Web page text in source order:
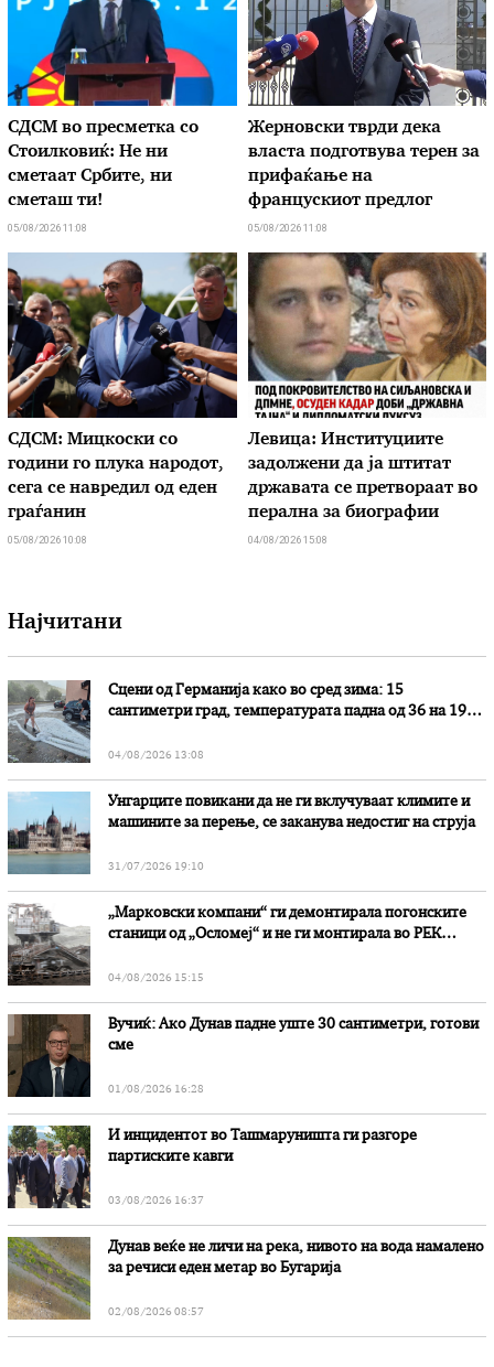
СДСМ во пресметка со
Стоилковиќ: Не ни
сметаат Србите, ни
сметаш ти!
05/08/2026 11:08
Жерновски тврди дека
власта подготвува терен за
прифаќање на
францускиот предлог
05/08/2026 11:08
СДСМ: Мицкоски со
години го плука народот,
сега се навредил од еден
граѓанин
05/08/2026 10:08
Левица: Институциите
задолжени да ја штитат
државата се претвораат во
перална за биографии
04/08/2026 15:08
Најчитани
Сцени од Германија како во сред зима: 15
сантиметри град, температурата падна од 36 на 19
04/08/2026 13:08
Унгарците повикани да не ги вклучуваат климите и
машините за перење, се заканува недостиг на струја
31/07/2026 19:10
„Марковски компани“ ги демонтирала погонските
станици од „Осломеј“ и не ги монтирала во РЕК
04/08/2026 15:15
Вучиќ: Ако Дунав падне уште 30 сантиметри, готови
сме
01/08/2026 16:28
И инцидентот во Ташмаруништa ги разгоре
партиските кавги
03/08/2026 16:37
Дунав веќе не личи на река, нивото на вода намалено
за речиси еден метар во Бугарија
02/08/2026 08:57